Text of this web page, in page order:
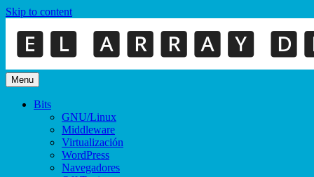
Skip to content
Menu
Bits
GNU/Linux
Middleware
Virtualización
WordPress
Navegadores